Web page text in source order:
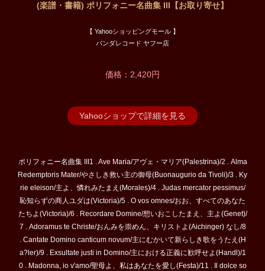
(楽譜・書籍) ポリフォニー名曲集 III【お取り寄せ】
【 Yahooショッピングモール 】
バンダレコード ヤフー店
価格：2,420円
Yahooショップで詳細を見る
ポリフォニー名曲集 III1 . Ave Maria/アヴェ・マリア(Palestrina)/2 . Alma
Redemptoris Mater/やさしき救い主の御母(Buonaugurio da Tivoli)/3 . Ky
rie eleison/主よ、憐れみたまえ(Morales)/4 . Judas mercator pessimus/
恥知らずの商人ユダは(Victoria)/5 . O vos omnes/おお、すべてのあなた
たちよ(Victoria)/6 . Recordare Domine/想いおこしたまえ、主よ(Genet)/
7 . Adoramus te Christe/おんみを崇めん、キリストよ(Aichinger) なし/8
. Cantate Domino canticum novum/主にむかいて新らしき歌をうたえ(H
a?ler)/9 . Exsultate justi in Domino/主における正義に歓呼せよ(Handl)/1
0 . Madonna, io v'amo/聖母よ、私はあなたを愛し(Festa)/11 . Il dolce so